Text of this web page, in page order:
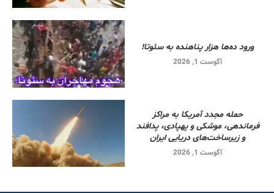
ورود ده‌ها هزار پناهنده به سئوتا!
آگوست 1, 2026
حمله مجدد آمریکا به مراکز
فرماندهی، موشکی و پهپادی، پدافند
و زیرساخت‌های دریایی ایران
آگوست 1, 2026